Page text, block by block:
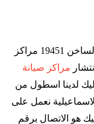
توكيل اريستون فى الاسماعيلية رقم الخط الساخن 19451 مراكز
مراكز صيانة
لدينا اسطول من
نعمل على
هو الاتصال برقم